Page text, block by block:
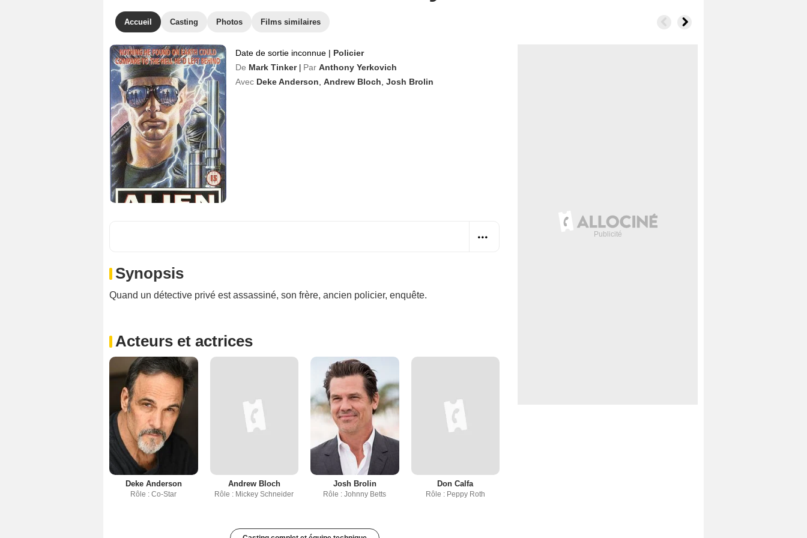
Accueil Casting Photos Films similaires
Date de sortie inconnue | Policier
De Mark Tinker Par Anthony Yerkovich
Avec Deke Anderson Andrew Bloch Josh Brolin
Synopsis
Quand un détective privé est assassiné, son frère, ancien policier, enquête.
Acteurs et actrices
Deke Anderson
Rôle : Co-Star
Andrew Bloch
Rôle : Mickey Schneider
Josh Brolin
Rôle : Johnny Betts
Don Calfa
Rôle : Peppy Roth